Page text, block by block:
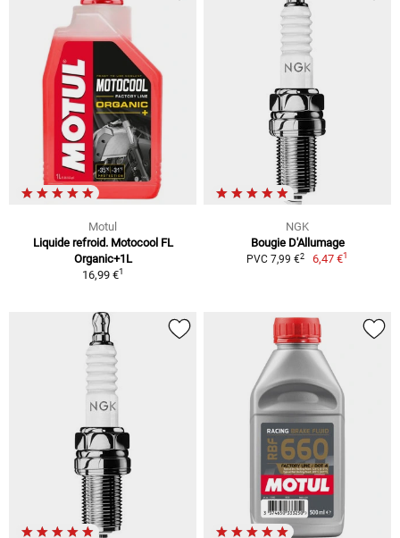
Motul
Liquide refroid. Motocool FL
Organic+1L
16,99 €1
NGK
Bougie D'Allumage
PVC 7,99 €2 6,47 €1